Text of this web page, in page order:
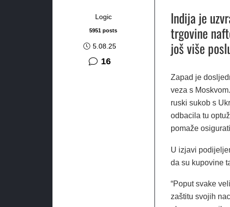
Logic
5951 posts
5.08.25
16komentara
Indija je
trgovine
još više
Zapad je
veza s
ruski sukob s
odbacila tu
pomaže
U izjavi
da su kupovine
“Poput svake
zaštitu svojih